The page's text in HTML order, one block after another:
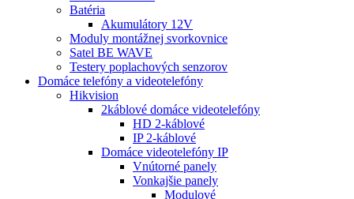
Batéria
Akumulátory 12V
Moduly montážnej svorkovnice
Satel BE WAVE
Testery poplachových senzorov
Domáce telefóny a videotelefóny
Hikvision
2káblové domáce videotelefóny
HD 2-káblové
IP 2-káblové
Domáce videotelefóny IP
Vnútorné panely
Vonkajšie panely
Modulové